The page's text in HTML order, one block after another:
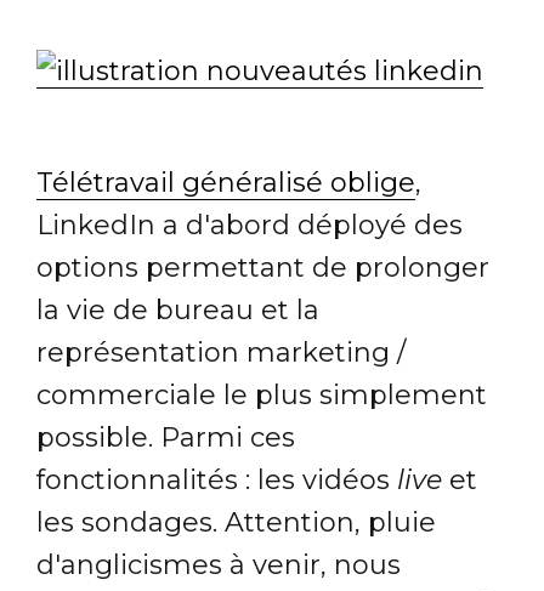
Télétravail généralisé oblige,
LinkedIn a d'abord déployé des
options permettant de prolonger
la vie de bureau et la
représentation marketing /
commerciale le plus simplement
possible. Parmi ces
fonctionnalités : les vidéos live et
les sondages. Attention, pluie
d'anglicismes à venir, nous